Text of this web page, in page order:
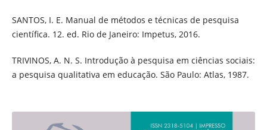
SANTOS, I. E. Manual de métodos e técnicas de pesquisa
científica. 12. ed. Rio de Janeiro: Impetus, 2016.
TRIVINOS, A. N. S. Introdução à pesquisa em ciências sociais:
a pesquisa qualitativa em educação. São Paulo: Atlas, 1987.